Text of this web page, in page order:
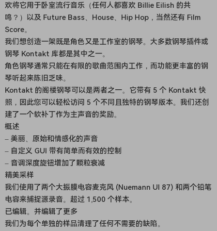
欢将它用于卧室流行音乐（任何人都喜欢 Billie Eilish 的共
鸣？）以及 Future Bass、House、Hip Hop，当然还有 Film
Score。
我们想创造一架既是角色又是工作室的钢琴。大多数钢琴插件或
钢琴 Kontakt 库都是其中之一。
角色钢琴通常只能在有限的歌曲范围内工作，而功能更丰富的钢
琴听起来陈旧乏味。
Kontakt 的阁楼钢琴可以是两者之一。它带有 5 个 Kontakt 快
照，因此您可以轻松访问 5 个不同且独特的钢琴版本。我们还创
建了一个软补丁作为主声音的奖励。
概述
– 美丽、原始和情感化的声音
– 自定义 GUI 带有简单而有效的控制
– 音调深度旋钮增加了颗粒衰减
精美采样
我们使用了两个大振膜电容麦克风 (Nuemann UI 87) 和两个铅笔
电容来捕捉源录音。超过 1,500 个样本。
已编辑。并编辑了更多
我们为每个单独的样品清理了任何不需要的缺陷。